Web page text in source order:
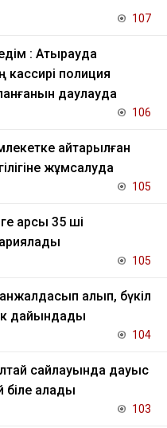
107
: Атырауда
кассирі полиция
даулауда
106
қайтарылған
жұмсалуда
105
қарсы 35 ші
105
қалып, бүкіл
дайындады
104
сайлауында дауыс
біле алады
103